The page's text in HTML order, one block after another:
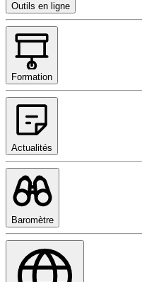
Outils en ligne
Formation
Actualités
Baromètre